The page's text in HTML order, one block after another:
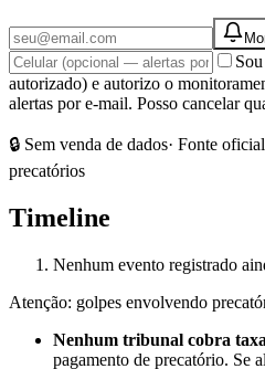
autorizado) e autorizo o
alertas por e-mail. Posso cancelar
🔒 Sem venda de dados· Fonte oficial
precatórios
Timeline
Nenhum evento registrado
Atenção: golpes envolvendo
Nenhum tribunal cobra
pagamento de precatório. Se